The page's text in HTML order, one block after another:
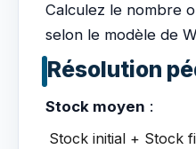
Calculez le nombre
selon le modèle de
Résolution
Stock moyen :
Stock initial + Stock